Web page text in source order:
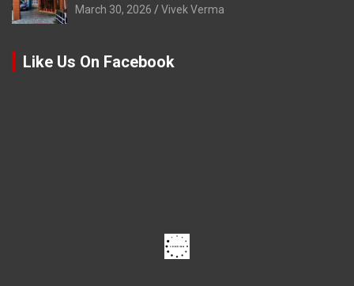
March 30, 2026 Vivek Verma
Like Us On Facebook